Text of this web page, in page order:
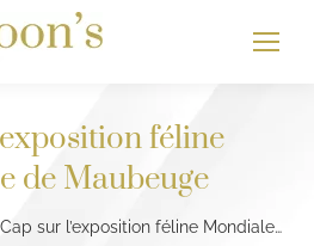
féline
de Maubeuge
Cap sur l’exposition féline Mondiale…